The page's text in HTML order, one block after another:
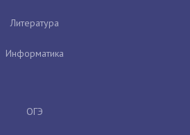
Литература
Информатика
ОГЭ